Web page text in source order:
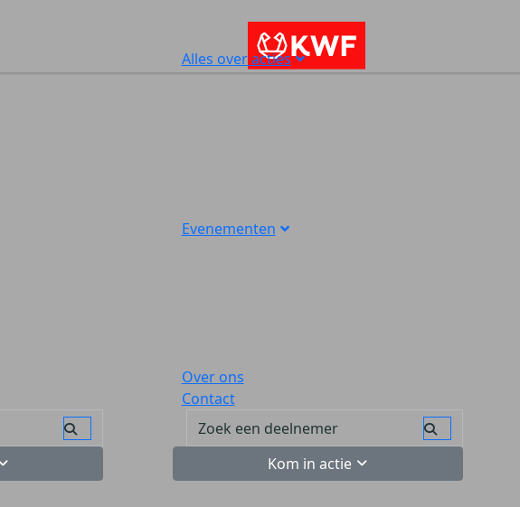
Alles over acties
Evenementen
Over ons
Contact
Kom in actie